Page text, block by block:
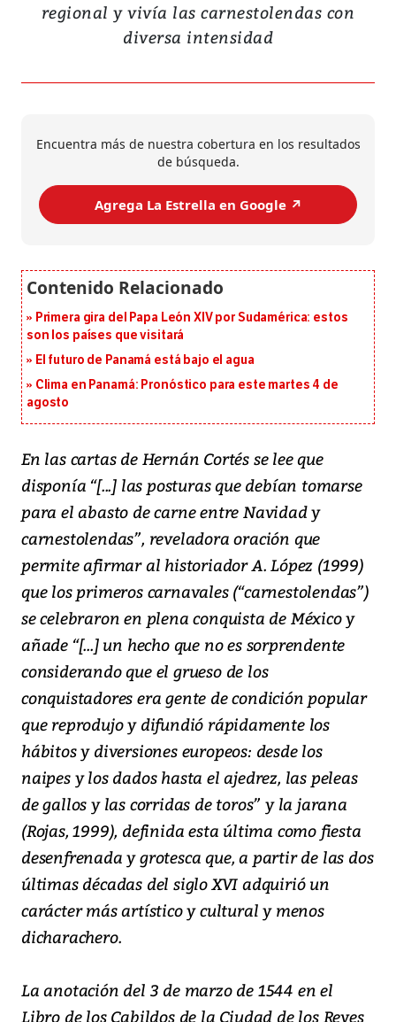
regional y vivía las carnestolendas con
diversa intensidad
Encuentra más de nuestra cobertura en los resultados
de búsqueda.
Agrega La Estrella en Google ↗️
Primera gira del Papa León XIV por Sudamérica: estos
son los países que visitará
El futuro de Panamá está bajo el agua
Clima en Panamá: Pronóstico para este martes 4 de
agosto
En las cartas de Hernán Cortés se lee que
disponía “[...] las posturas que debían tomarse
para el abasto de carne entre Navidad y
carnestolendas”, reveladora oración que
permite afirmar al historiador A. López (1999)
que los primeros carnavales (“carnestolendas”)
se celebraron en plena conquista de México y
añade “[...] un hecho que no es sorprendente
considerando que el grueso de los
conquistadores era gente de condición popular
que reprodujo y difundió rápidamente los
hábitos y diversiones europeos: desde los
naipes y los dados hasta el ajedrez, las peleas
de gallos y las corridas de toros” y la jarana
(Rojas, 1999), definida esta última como fiesta
desenfrenada y grotesca que, a partir de las dos
últimas décadas del siglo XVI adquirió un
carácter más artístico y cultural y menos
dicharachero.
La anotación del 3 de marzo de 1544 en el
Libro de los Cabildos de la Ciudad de los Reyes